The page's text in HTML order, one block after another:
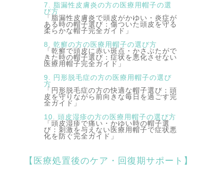
7. 脂漏性皮膚炎の方の医療用帽子の選
び方
「脂漏性皮膚炎で頭皮がかゆい・炎症が
ある時の帽子選び：傷ついた頭皮を守る
柔らかな帽子完全ガイド」
8. 乾癬の方の医療用帽子の選び方
「乾癬で頭皮に赤い斑点・かさぶたがで
きた時の帽子選び：症状を悪化させない
医療用帽子完全ガイド」
9. 円形脱毛症の方の医療用帽子の選び
方
「円形脱毛症の方の快適な帽子選び：頭
皮を守りながら前向きな毎日を過ごす完
全ガイド」
10. 頭皮湿疹の方の医療用帽子の選び方
「頭皮湿疹で痛い・かゆい時の帽子選
び：刺激を与えない医療用帽子で症状悪
化を防ぐ完全ガイド」
【医療処置後のケア・回復期サポート】